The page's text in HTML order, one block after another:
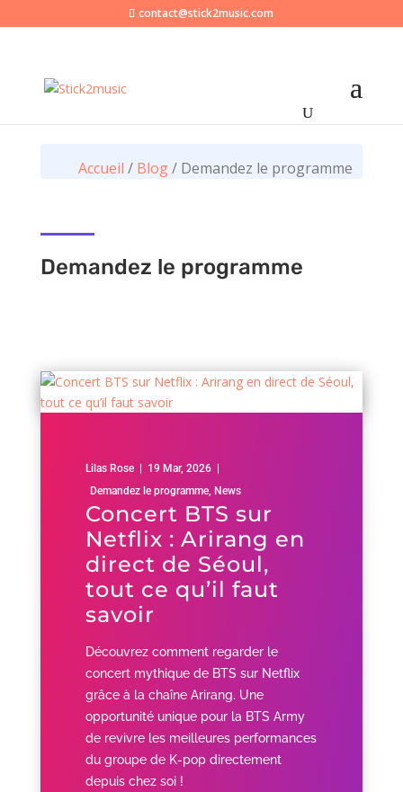
contact@stick2music.com
Accueil / Blog/ Demandez le programme
Demandez le programme
Lilas Rose 19 Mar, 2026
Demandez le programme, News
Concert BTS sur
Netflix : Arirang en
direct de Séoul,
tout ce qu’il faut
savoir
Découvrez comment regarder le
concert mythique de BTS sur Netflix
grâce à la chaîne Arirang. Une
opportunité unique pour la BTS Army
de revivre les meilleures performances
du groupe de K-pop directement
depuis chez soi !